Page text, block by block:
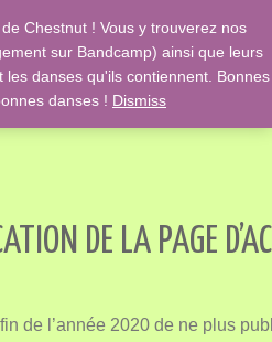
anciennes de l'époque des
Austen !
DE LA PAGE
de l’année 2020 de ne plus
Chestnut ! Vous y trouverez nos
sur Bandcamp) ainsi que leurs
danses qu'ils contiennent. Bonnes
danses ! Dismiss